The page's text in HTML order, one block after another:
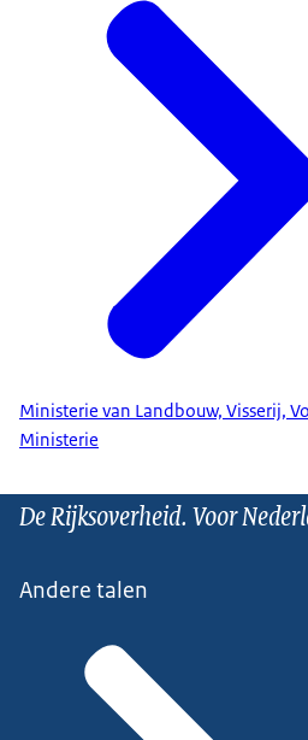
Ministerie van Landbouw, Visserij,
Ministerie
De Rijksoverheid. Voor
Andere talen